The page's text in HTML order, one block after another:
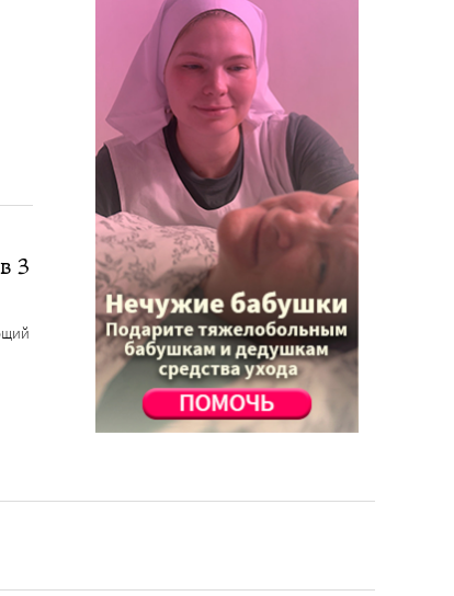
3